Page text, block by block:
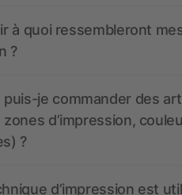
à quoi ressembleront
?
puis-je commander des
d’impression,
?
d’impression est